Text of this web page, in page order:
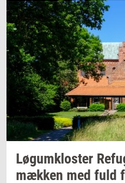
Løgum­klo­ster
mæk­ken med fuld